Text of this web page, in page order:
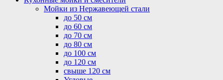
Мойки из Нержавеющей стали
до 50 см
до 60 см
до 70 см
до 80 см
до 100 см
до 120 см
свыше 120 см